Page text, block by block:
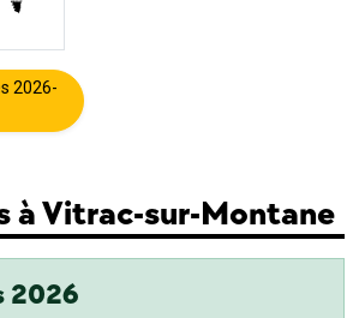
2026-
à Vitrac-sur-Montane
2026